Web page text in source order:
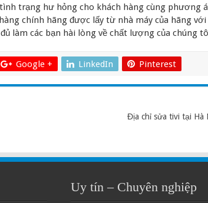
trạng hư hỏng cho khách hàng cùng phương
chính hãng được lấy từ nhà máy của hãng
làm các bạn hài lòng về chất lượng của chúng
Google + LinkedIn Pinterest
Địa chỉ sửa tivi tại Hà
Uy tín – Chuyên nghiệp